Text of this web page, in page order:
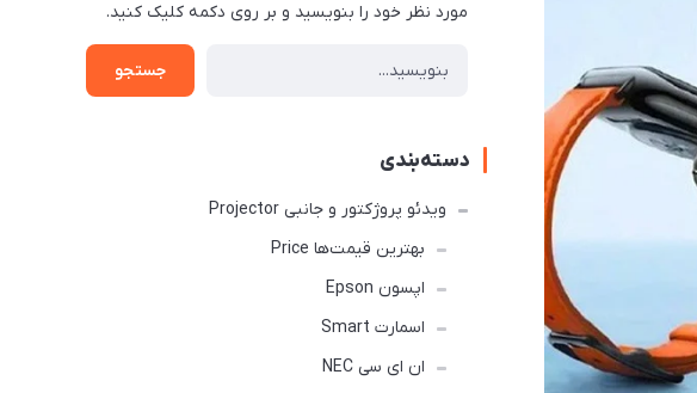
مورد نظر خود را بنویسید و بر روی دکمه کلیک کنید.
جستجو
دسته‌بندی
ویدئو پروژکتور و جانبی Projector
بهترین قیمت‌ها Price
اپسون Epson
اسمارت Smart
ان ای سی NEC